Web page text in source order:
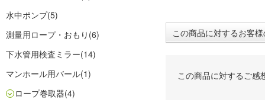
水中ポンプ(5)
測量用ロープ・おもり (6)
下水管用検査ミラー(14)
マンホール用バール(1)
ロープ巻取器(4)
この商品に対するお客
この商品に対するご感